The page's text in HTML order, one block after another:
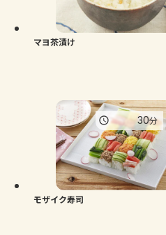
マヨ茶漬け
モザイク寿司
30分